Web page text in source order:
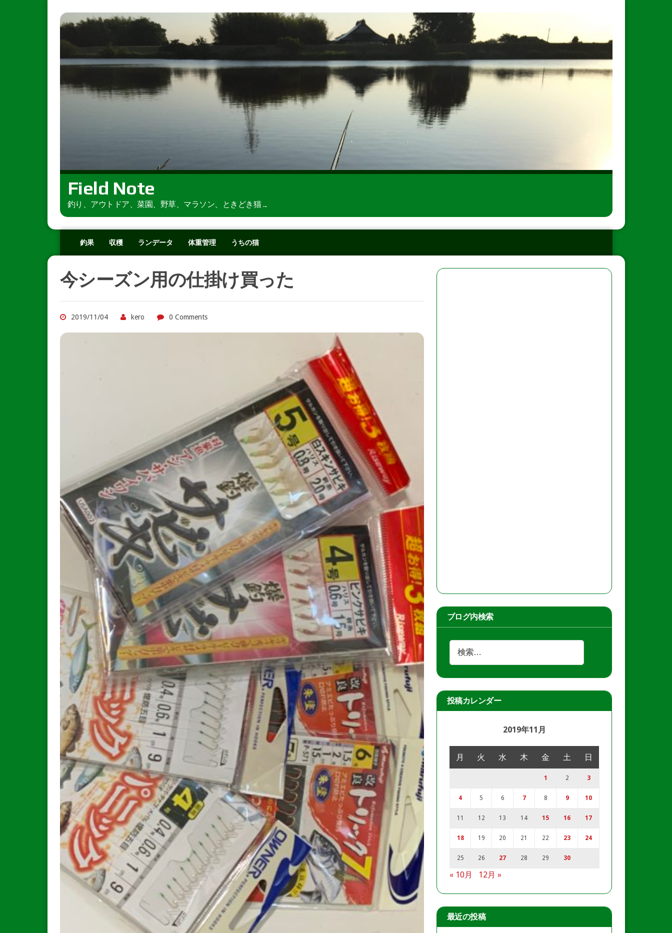
Field Note
釣り、アウトドア、菜園、野草、マラソン、ときどき猫 ...
釣果 収穫 ランデータ 体重管理 うちの猫
今シーズン用の仕掛け買った
2019/11/04 kero 0 Comments
ブログ内検索
投稿カレンダー
2019年11月
月 火 水 木 金 土 日
1 2 3
4 5 6 7 8 9 10
11 12 13 14 15 16 17
18 19 20 21 22 23 24
25 26 27 28 29 30
« 10月 12月 »
最近の投稿